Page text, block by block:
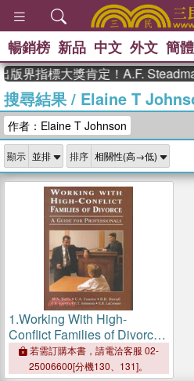
熱搜：
、 The
獎 臺灣
登輝時代
偉大的
暢銷榜 新品 中文 外文 簡體
版界指標大獎肯定！A.F.
搜尋結果/ Elaine T
作者：Elaine T Johnson
顯示 排序
1.Working With High-
Conflict Families of Divorce:
A Guide for Professionals
若需訂購本書，請電洽客服 02-
25006600[分機130、131]。